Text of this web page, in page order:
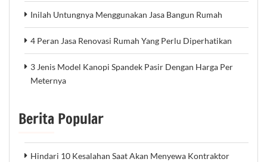
Inilah Untungnya Menggunakan Jasa Bangun Rumah
4 Peran Jasa Renovasi Rumah Yang Perlu Diperhatikan
3 Jenis Model Kanopi Spandek Pasir Dengan Harga Per
Meternya
Berita Popular
Hindari 10 Kesalahan Saat Akan Menyewa Kontraktor